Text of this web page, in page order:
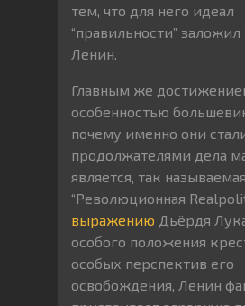
тем, что для него идеал
“правильности” заложил
Ленин.
Главным же
особенностью
почему именно они
продолжателями дела
является, так называемая,
“Революционная
выражению Дьёрдя
особого положения
особых перспектив его
освобождения, Ленин